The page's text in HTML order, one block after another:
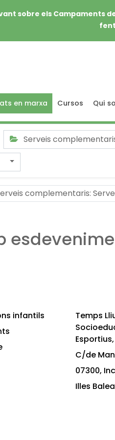
sobre els Campaments
fent
en marxa Cursos Qui
Serveis
complementaris:
infantils
Temps
Esportius,
C/de
07300,
Illes